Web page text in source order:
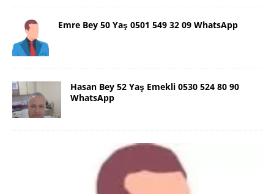
Emre Bey 50 Yaş 0501 549 32 09 WhatsApp
Hasan Bey 52 Yaş Emekli 0530 524 80 90
WhatsApp
Danimarka Mustafa Bey 45 Yaş +45
42 48 17 28 WhatsApp